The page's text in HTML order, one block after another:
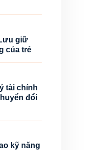
giữ
của trẻ
tài chính
đổi
kỹ năng